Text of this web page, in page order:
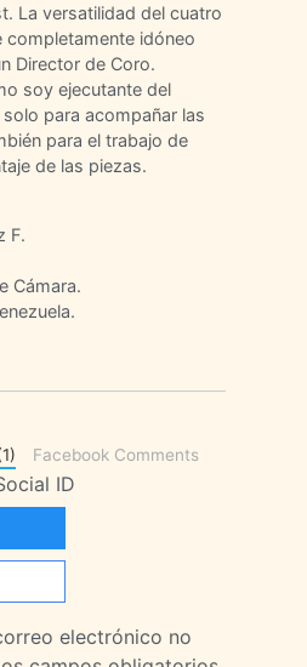
La versatilidad del cuatro
completamente idóneo
Director de Coro.
soy ejecutante del
para acompañar las
para el trabajo de
de las piezas.
F.
Cámara.
Facebook Comments
ID
electrónico no